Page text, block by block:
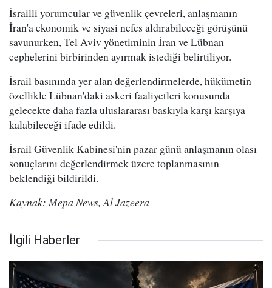
İsrailli yorumcular ve güvenlik çevreleri, anlaşmanın
İran'a ekonomik ve siyasi nefes aldırabileceği görüşünü
savunurken, Tel Aviv yönetiminin İran ve Lübnan
cephelerini birbirinden ayırmak istediği belirtiliyor.
İsrail basınında yer alan değerlendirmelerde, hükümetin
özellikle Lübnan'daki askeri faaliyetleri konusunda
gelecekte daha fazla uluslararası baskıyla karşı karşıya
kalabileceği ifade edildi.
İsrail Güvenlik Kabinesi'nin pazar günü anlaşmanın olası
sonuçlarını değerlendirmek üzere toplanmasının
beklendiği bildirildi.
Kaynak: Mepa News, Al Jazeera
İlgili Haberler